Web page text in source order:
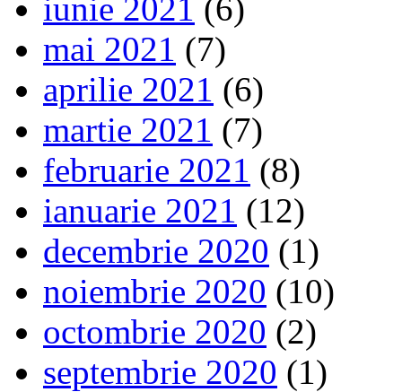
iunie 2021 (6)
mai 2021 (7)
aprilie 2021 (6)
martie 2021 (7)
februarie 2021 (8)
ianuarie 2021 (12)
decembrie 2020 (1)
noiembrie 2020 (10)
octombrie 2020 (2)
septembrie 2020 (1)